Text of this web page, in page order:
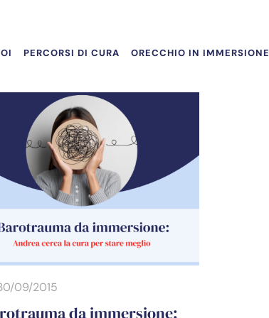
PERCORSI DI CURA ORECCHIO IN IMMERSIONE
09/2015
da immersione: